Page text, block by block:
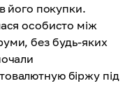
його покупки.
особисто між
без будь-яких
біржу під